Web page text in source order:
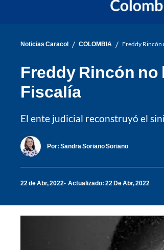
Noticias Caracol / COLOMBIA / Freddy Rincón
Freddy Rincón
Fiscalía
El ente judicial reconstruyó el
Por: Sandra Soriano Soriano
22 de Abr, 2022 Actualizado: 22 De Abr, 2022